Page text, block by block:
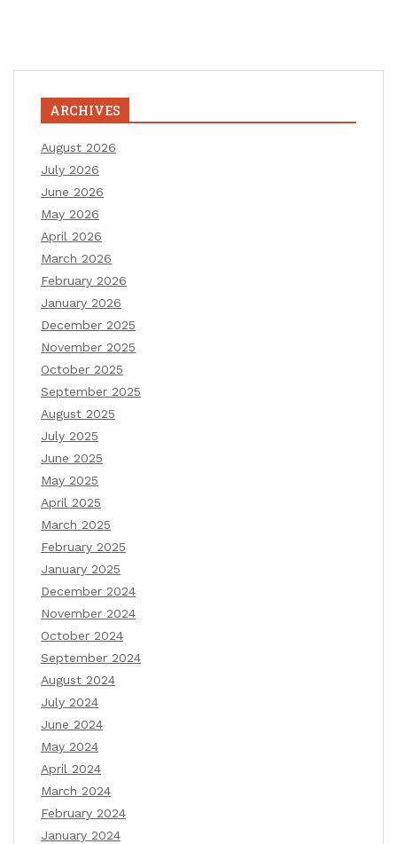
ARCHIVES
August 2026
July 2026
June 2026
May 2026
April 2026
March 2026
February 2026
January 2026
December 2025
November 2025
October 2025
September 2025
August 2025
July 2025
June 2025
May 2025
April 2025
March 2025
February 2025
January 2025
December 2024
November 2024
October 2024
September 2024
August 2024
July 2024
June 2024
May 2024
April 2024
March 2024
February 2024
January 2024